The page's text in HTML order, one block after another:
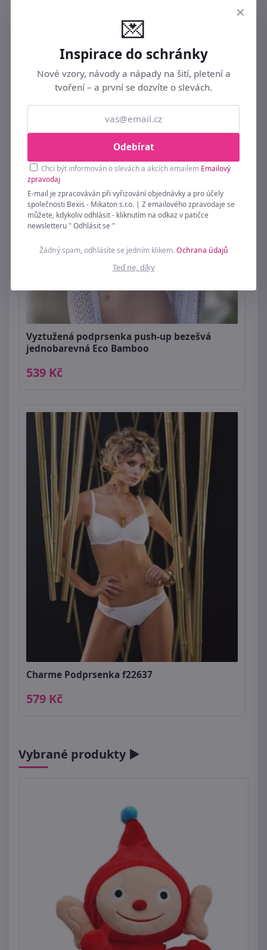
Vyztužená podprsenka push-up bezešvá
jednobarevná Eco Bamboo
539 Kč
Charme Podprsenka f22637
579 Kč
Vybrané produkty ►
×
💌
Inspirace do schránky
Nové vzory, návody a nápady na šití, pletení a
tvoření – a první se dozvíte o slevách.
Odebírat
Chci být informován o slevách a akcích emailem Emailový
zpravodaj
E-mail je zpracováván při vyřizování objednávky a pro účely
společnosti Bexis - Mikaton s.r.o. | Z emailového zpravodaje se
můžete, kdykoliv odhlásit - kliknutím na odkaz v patičce
newsletteru " Odhlásit se "
Žádný spam, odhlásíte se jedním klikem.Ochrana údajů
Teď ne, díky